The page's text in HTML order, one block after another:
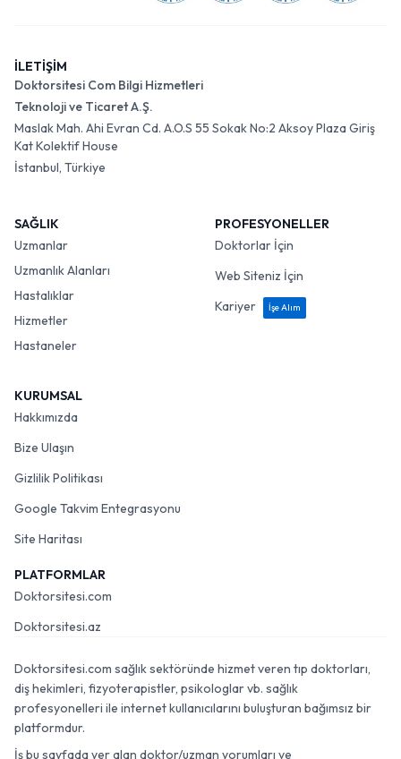
İLETİŞİM
Doktorsitesi Com Bilgi Hizmetleri
Teknoloji ve Ticaret A.Ş.
Maslak Mah. Ahi Evran Cd. A.O.S 55 Sokak No:2 Aksoy Plaza Giriş
Kat Kolektif House
İstanbul, Türkiye
SAĞLIK
Uzmanlar
Uzmanlık Alanları
Hastalıklar
Hizmetler
Hastaneler
PROFESYONELLER
Doktorlar İçin
Web Siteniz İçin
Kariyer
İşe Alım
KURUMSAL
Hakkımızda
Bize Ulaşın
Gizlilik Politikası
Google Takvim Entegrasyonu
Site Haritası
PLATFORMLAR
Doktorsitesi.com
Doktorsitesi.az
Doktorsitesi.com sağlık sektöründe hizmet veren tıp doktorları,
diş hekimleri, fizyoterapistler, psikologlar vb. sağlık
profesyonelleri ile internet kullanıcılarını buluşturan bağımsız bir
platformdur.
İş bu sayfada yer alan doktor/uzman yorumları ve